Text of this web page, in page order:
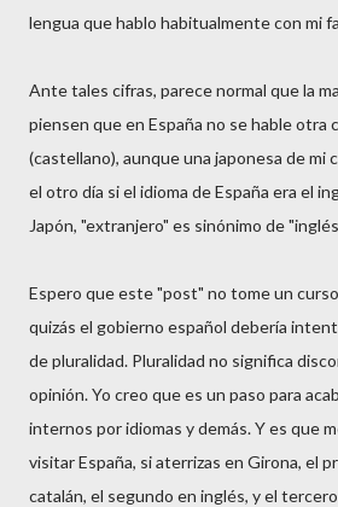
lengua que hablo habitualmente con mi
Ante tales cifras, parece normal que la
piensen que en España no se hable otra
(castellano), aunque una japonesa de mi
el otro día si el idioma de España era el
Japón, "extranjero" es sinónimo de
Espero que este "post" no tome un
quizás el gobierno español debería
de pluralidad. Pluralidad no significa
opinión. Yo creo que es un paso para
internos por idiomas y demás. Y es que
visitar España, si aterrizas en Girona, el
catalán, el segundo en inglés, y el